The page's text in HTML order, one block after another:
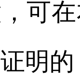
可
明